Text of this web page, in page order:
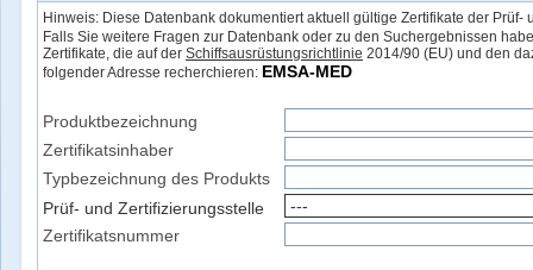
Hinweis: Diese Datenbank dokumentiert aktuell gültige Zertifikate der
Falls Sie weitere Fragen zur Datenbank oder zu den Suchergebnissen
Zertifikate, die auf der Schiffsausrüstungsrichtlinie 2014/90 (EU) und den
folgender Adresse recherchieren: EMSA-MED
Produktbezeichnung
Zertifikatsinhaber
Typbezeichnung des Produkts
Prüf- und Zertifizierungsstelle
Zertifikatsnummer